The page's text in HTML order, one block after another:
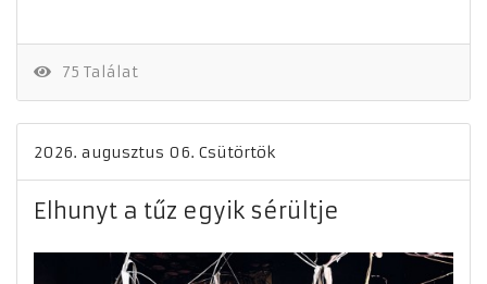
75 Találat
2026. augusztus 06. Csütörtök
Elhunyt a tűz egyik sérültje